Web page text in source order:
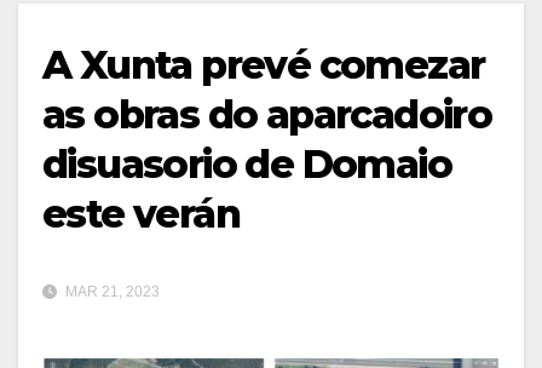
A Xunta prevé comezar
as obras do aparcadoiro
disuasorio de Domaio
este verán
MAR 21, 2023